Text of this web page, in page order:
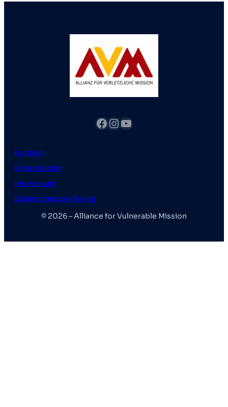
Facebook InstagramYouTube
Kontakt
Unterstützen
Impressum
Datenschutzerklärung
© 2026 – Alliance for Vulnerable Mission